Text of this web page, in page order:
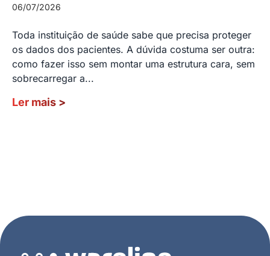
06/07/2026
Toda instituição de saúde sabe que precisa proteger
os dados dos pacientes. A dúvida costuma ser outra:
como fazer isso sem montar uma estrutura cara, sem
sobrecarregar a...
Ler mais >